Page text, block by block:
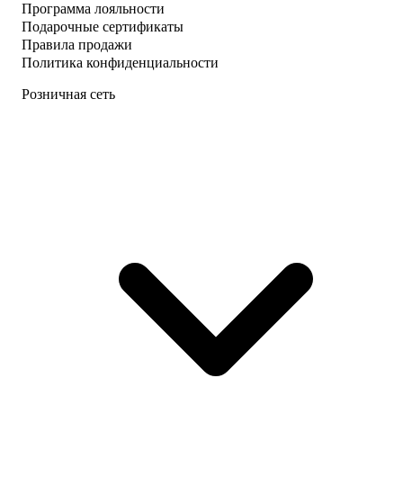
Программа лояльности
Подарочные сертификаты
Правила продажи
Политика конфиденциальности
Розничная сеть